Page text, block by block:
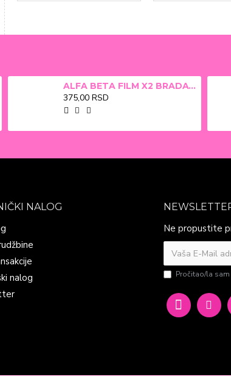
ALFA BETA FILM X2 BRADAVICE, KURJE OKO 15ml
375,00 RSD
NALOG
nalog
Ne propustite
Pročitao/la